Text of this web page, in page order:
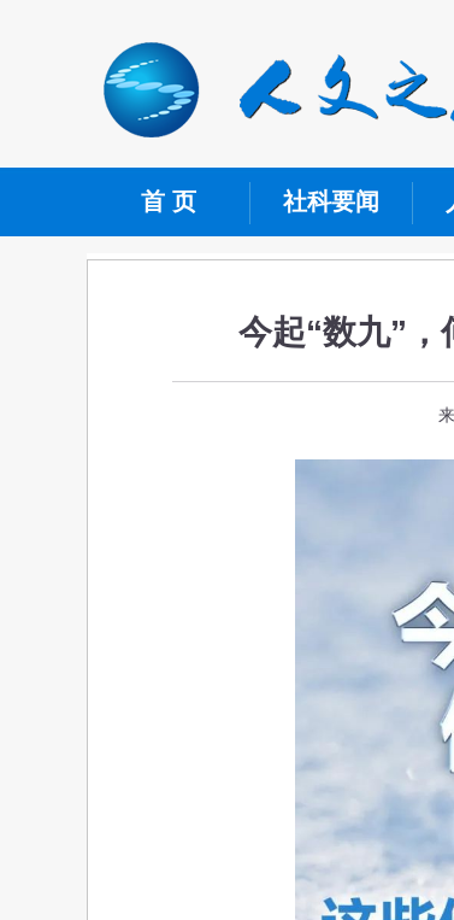
首 页 社科要闻
今起“数九”，